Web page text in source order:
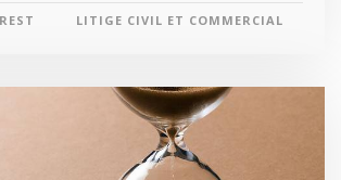
LITIGE CIVIL ET COMMERCIAL